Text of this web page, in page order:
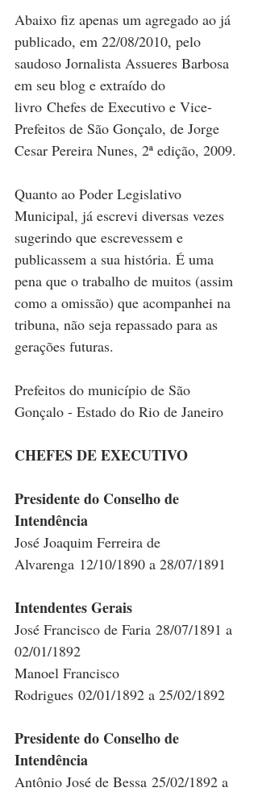
Abaixo fiz apenas um agregado ao já
publicado, em 22/08/2010, pelo
saudoso Jornalista Assueres Barbosa
em seu blog e extraído do
livro Chefes de Executivo e Vice-
Prefeitos de São Gonçalo, de Jorge
Cesar Pereira Nunes, 2ª edição, 2009.
Quanto ao Poder Legislativo
Municipal, já escrevi diversas vezes
sugerindo que escrevessem e
publicassem a sua história. É uma
pena que o trabalho de muitos (assim
como a omissão) que acompanhei na
tribuna, não seja repassado para as
gerações futuras.
Prefeitos do município de São
Gonçalo - Estado do Rio de Janeiro
CHEFES DE EXECUTIVO
Presidente do Conselho de
Intendência
José Joaquim Ferreira de
Alvarenga 12/10/1890 a 28/07/1891
Intendentes Gerais
José Francisco de Faria 28/07/1891 a
02/01/1892
Manoel Francisco
Rodrigues 02/01/1892 a 25/02/1892
Presidente do Conselho de
Intendência
Antônio José de Bessa 25/02/1892 a